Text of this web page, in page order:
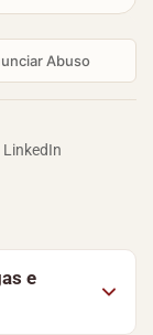
Abuso
LinkedIn
e